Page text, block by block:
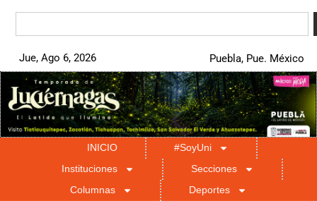
Jue, Ago 6, 2026 Puebla, Pue. México
INICIO
#SoyUni
Instituciones
Secciones
Columnas
Deportes